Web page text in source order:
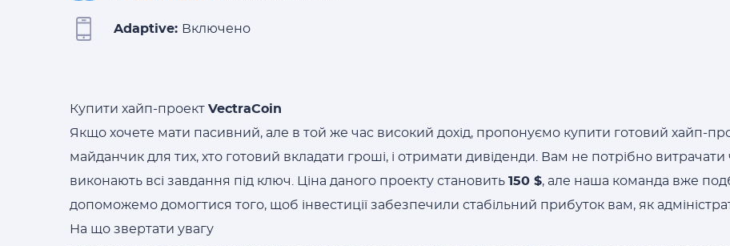
Adaptive: Включено
Купити хайп-проект VectraCoin
Якщо хочете мати пасивний, але в той же час високий дохід, пропонуємо купити готовий хайп-
майданчик для тих, хто готовий вкладати гроші, і отримати дивіденди. Вам не потрібно витрачати
виконають всі завдання під ключ. Ціна даного проекту становить 150 $, але наша команда вже
допоможемо домогтися того, щоб інвестиції забезпечили стабільний прибуток вам, як
На що звертати увагу